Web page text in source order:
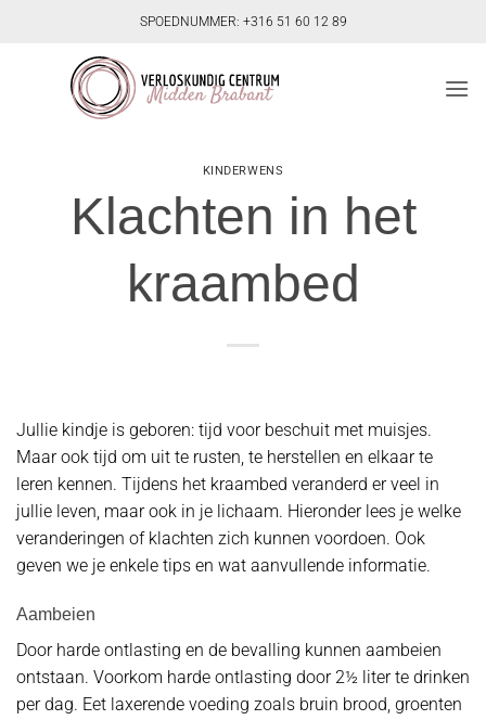
SPOEDNUMMER: +316 51 60 12 89
KINDERWENS
Klachten in het
kraambed
Jullie kindje is geboren: tijd voor beschuit met muisjes.
Maar ook tijd om uit te rusten, te herstellen en elkaar te
leren kennen. Tijdens het kraambed veranderd er veel in
jullie leven, maar ook in je lichaam. Hieronder lees je welke
veranderingen of klachten zich kunnen voordoen. Ook
geven we je enkele tips en wat aanvullende informatie.
Aambeien
Door harde ontlasting en de bevalling kunnen aambeien
ontstaan. Voorkom harde ontlasting door 2½ liter te drinken
per dag. Eet laxerende voeding zoals bruin brood, groenten